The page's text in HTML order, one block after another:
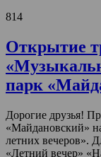
814
Открытие
парк
Дорогие друзья!
«Майдановский»
летних вечеров».
«Летний вечер»